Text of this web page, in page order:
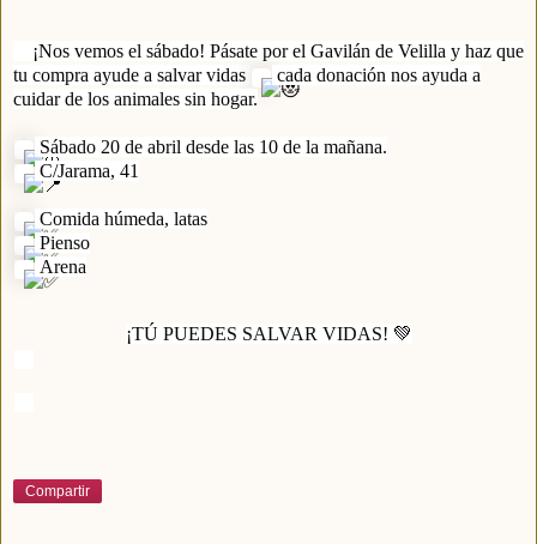
¡Nos vemos el sábado! Pásate por el Gavilán de Velilla y haz que
tu compra ayude a salvar vidas
cada donación nos ayuda a
cuidar de los animales sin hogar.
Sábado 20 de abril desde las 10 de la mañana.
C/Jarama, 41
Comida húmeda, latas
Pienso
Arena
¡TÚ PUEDES SALVAR VIDAS! 💚
Compartir